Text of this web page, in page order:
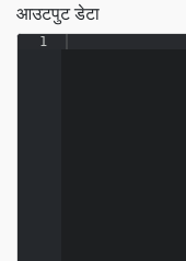
आउटपुट डेटा
1